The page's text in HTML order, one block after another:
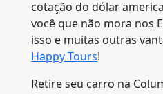
cotação do dólar
você que não mora nos
isso e muitas outras
Happy Tours!
Retire seu carro na